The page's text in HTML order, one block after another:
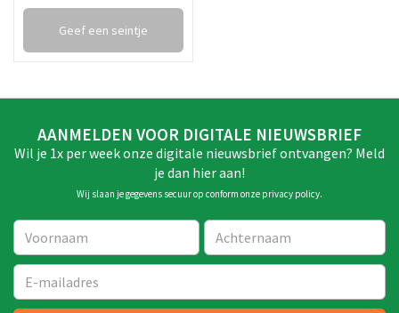
Geef een seintje
AANMELDEN VOOR DIGITALE NIEUWSBRIEF
Wil je 1x per week onze digitale nieuwsbrief ontvangen? Meld
je dan hier aan!
Wij slaan je gegevens secuur op conform onze privacy policy.